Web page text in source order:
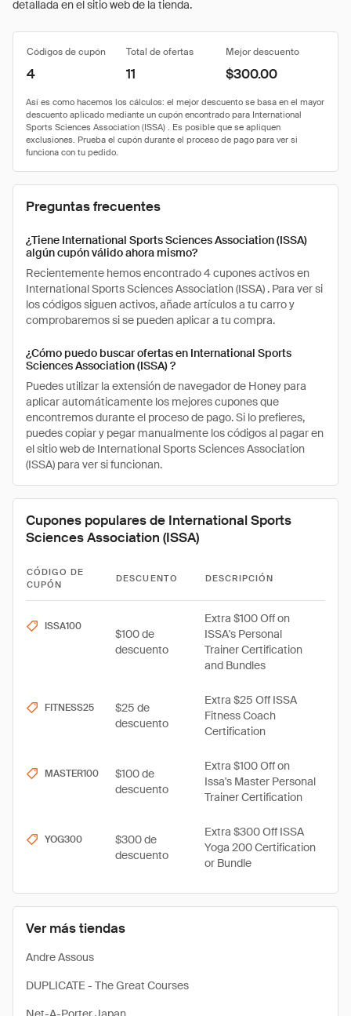
detallada en el sitio web de la tienda.
Ver más tiendas
Andre Assous
DUPLICATE - The Great Courses
Códigos de cupón Total de ofertas Mejor descuento
4 11 $300.00
Preguntas frecuentes
¿Tiene International Sports Sciences Association (ISSA)
algún cupón válido ahora mismo?
Recientemente hemos encontrado 4 cupones activos en
International Sports Sciences Association (ISSA) . Para ver si
los códigos siguen activos, añade artículos a tu carro y
comprobaremos si se pueden aplicar a tu compra.
¿Cómo puedo buscar ofertas en International Sports
Sciences Association (ISSA) ?
Puedes utilizar la extensión de navegador de Honey para
aplicar automáticamente los mejores cupones que
encontremos durante el proceso de pago. Si lo prefieres,
puedes copiar y pegar manualmente los códigos al pagar en
el sitio web de International Sports Sciences Association
(ISSA) para ver si funcionan.
Cupones populares de International Sports
Sciences Association (ISSA)
CÓDIGO DE
CUPÓN
DESCUENTO DESCRIPCIÓN
ISSA100
$100 de
descuento
Extra $100 Off on
ISSA's Personal
Trainer Certification
and Bundles
FITNESS25
$25 de
descuento
Extra $25 Off ISSA
Fitness Coach
Certification
MASTER100
$100 de
descuento
Extra $100 Off on
Issa's Master Personal
Trainer Certification
YOG300
$300 de
descuento
Extra $300 Off ISSA
Yoga 200 Certification
or Bundle